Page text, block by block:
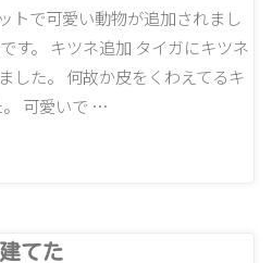
トで可愛い動物が追加されまし
す。 キツネ追加 タイガにキツネ
した。 何故か皮をくわえてるキ
可愛いで …
てた